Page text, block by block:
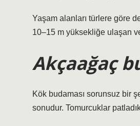
Yaşam alanları türlere göre
10–15 m yüksekliğe ulaşan
Akçaağaç
Kök budaması sorunsuz bir
sonudur. Tomurcuklar